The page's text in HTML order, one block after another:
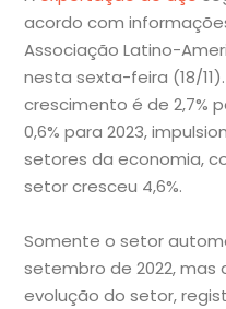
acordo com
Associação Latino-
nesta sexta-feira (18/
crescimento é de 2,7%
0,6% para 2023,
setores da economia,
setor cresceu 4,6%.
Somente o setor
setembro de 2022, mas
evolução do setor,